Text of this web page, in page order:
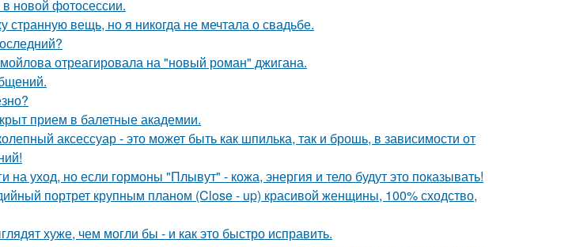
новой фотосессии.
странную вещь, но я никогда не мечтала о свадьбе.
отреагировала на "новый роман" джигана.
прием в балетные академии.
аксессуар - это может быть как шпилька, так и брошь, в зависимости от
на уход, но если гормоны "Плывут" - кожа, энергия и тело будут это показывать!
портрет крупным планом (Close - up) красивой женщины, 100% сходство,
хуже, чем могли бы - и как это быстро исправить.